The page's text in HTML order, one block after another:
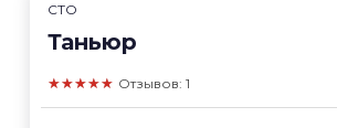
СТО
Таньюр
★★★★★ Отзывов: 1